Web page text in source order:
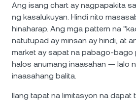
Ang isang chart ay nagpapakita
ng kasalukuyan. Hindi nito
hinaharap. Ang mga pattern na
natutupad ay minsan ay hindi, at
market ay sapat na pabago-bago
halos anumang inaasahan — lalo
inaasahang balita.
Ilang tapat na limitasyon na dapat